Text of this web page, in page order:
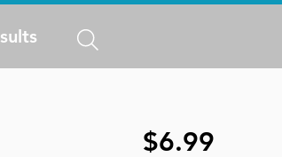
$6.99